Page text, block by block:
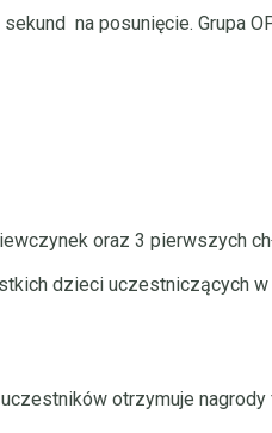
na posunięcie. Grupa
oraz 3 pierwszych
dzieci uczestniczących w
otrzymuje